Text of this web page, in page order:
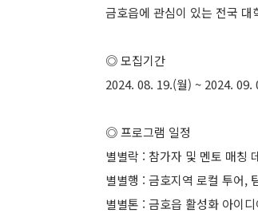
금호읍에 관심이 있는 전국
◎ 모집기간
2024. 08. 19.(월) ~ 2024. 09.
◎ 프로그램 일정
별별락 : 참가자 및 멘토 매칭
별별행 : 금호지역 로컬 투어,
별별톤 : 금호읍 활성화 아이